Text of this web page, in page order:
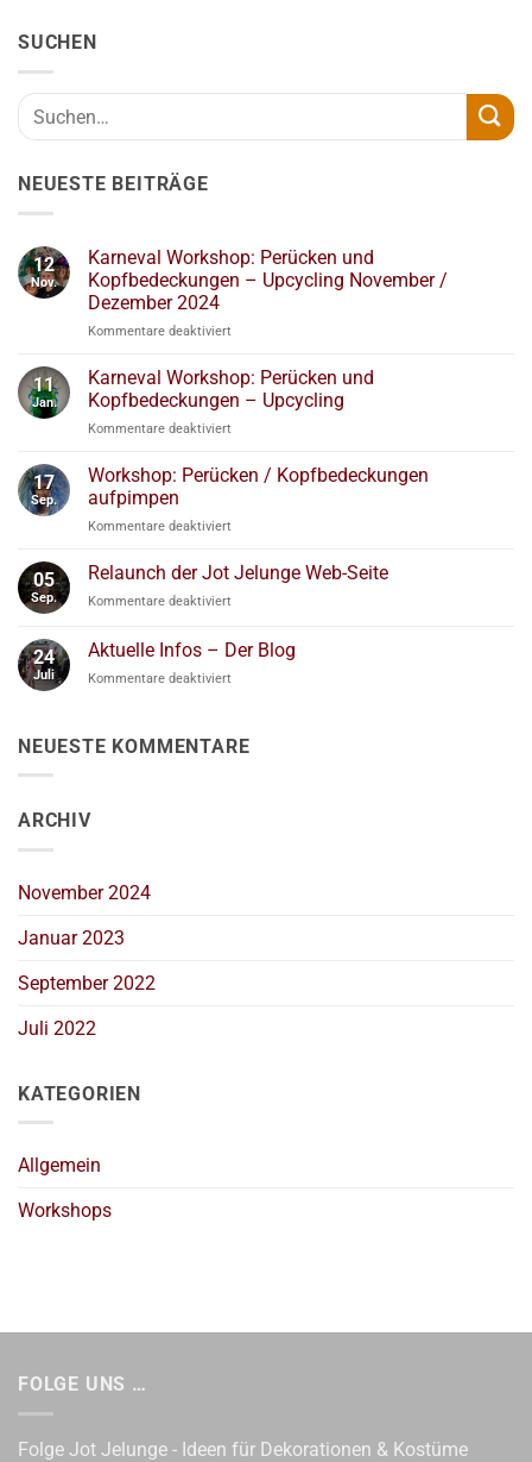
SUCHEN
NEUESTE BEITRÄGE
12
Nov.
Karneval Workshop: Perücken und
Kopfbedeckungen – Upcycling November /
Dezember 2024
Kommentare deaktiviert
Workshop:
Perücken
und
Kopfbedeckungen
Upcycling
Dezember
11
Jan.
Karneval Workshop: Perücken und
Kopfbedeckungen – Upcycling
Kommentare deaktiviert
Workshop:
Perücken
Kopfbedeckungen
Upcycling
17
Sep.
Workshop: Perücken / Kopfbedeckungen
aufpimpen
Kommentare deaktiviert
Perücken
Kopfbedeckungen
05
Sep.
Relaunch der Jot Jelunge Web-Seite
Kommentare deaktiviert
der
Jot
Jelunge
24
Juli
Aktuelle Infos – Der Blog
Kommentare deaktiviert
–
Der
NEUESTE KOMMENTARE
ARCHIV
November 2024
Januar 2023
September 2022
Juli 2022
KATEGORIEN
Allgemein
Workshops
FOLGE UNS …
Folge Jot Jelunge - Ideen für Dekorationen & Kostüme